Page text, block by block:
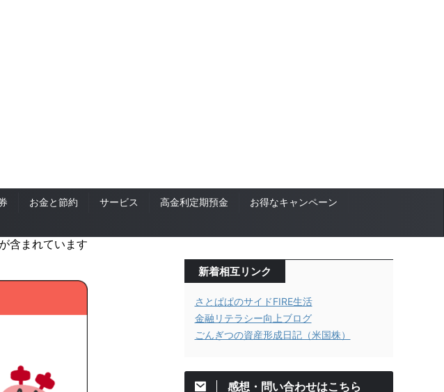
お金と節約 サービス 高金利定期預金
お得なキャンペーン
含まれています
新着相互リンク
さとぱぱのサイドFIRE生活
金融リテラシー向上ブログ
ごんぎつの資産形成日記（米国株）
感想・問い合わせはこちら